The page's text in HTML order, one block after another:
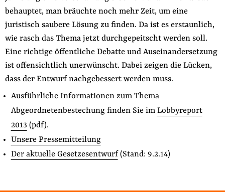
behauptet, man bräuchte noch mehr Zeit, um eine
juristisch saubere Lösung zu finden. Da ist es erstaunlich,
wie rasch das Thema jetzt durchgepeitscht werden soll.
Eine richtige öffentliche Debatte und Auseinandersetzung
ist offensichtlich unerwünscht. Dabei zeigen die Lücken,
dass der Entwurf nachgebessert werden muss.
Ausführliche Informationen zum Thema
Abgeordnetenbestechung finden Sie im Lobbyreport
2013 (pdf).
Unsere Pressemitteilung
Der aktuelle Gesetzesentwurf(Stand: 9.2.14)